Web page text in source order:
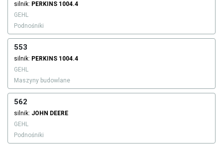
silnik: PERKINS 1004.4
GEHL
Podnośniki
553
silnik: PERKINS 1004.4
GEHL
Maszyny budowlane
562
silnik: JOHN DEERE
GEHL
Podnośniki